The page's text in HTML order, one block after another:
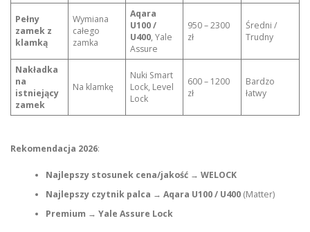
Pełny
zamek z
klamką
Wymiana
całego
zamka
Aqara
U100 /
U400, Yale
Assure
950 – 2300
zł
Średni /
Trudny
Nakładka
na
istniejący
zamek
Na klamkę
Nuki Smart
Lock, Level
Lock
600 – 1200
zł
Bardzo
łatwy
Rekomendacja 2026:
Najlepszy stosunek cena/jakość→ WELOCK
Najlepszy czytnik palca → Aqara U100 / U400(Matter)
Premium → Yale Assure Lock